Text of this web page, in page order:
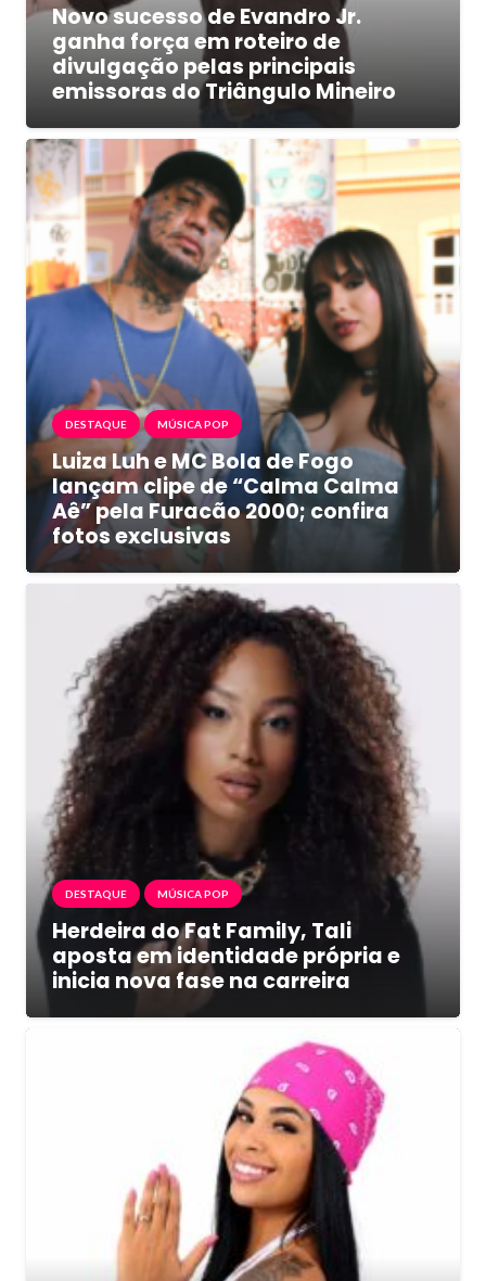
Novo sucesso de Evandro Jr.
ganha força em roteiro de
divulgação pelas principais
emissoras do Triângulo Mineiro
DESTAQUE MÚSICA POP
Luiza Luh e MC Bola de Fogo
lançam clipe de “Calma Calma
Aê” pela Furacão 2000; confira
fotos exclusivas
DESTAQUE MÚSICA POP
Herdeira do Fat Family, Tali
aposta em identidade própria e
inicia nova fase na carreira